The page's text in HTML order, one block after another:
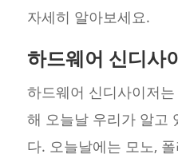
자세히 알아보세요.
하드웨어 신디사
하드웨어 신디사이저
해 오늘날 우리가 알고
다. 오늘날에는 모노,